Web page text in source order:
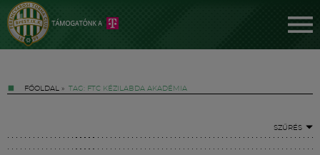
FŐOLDAL » TAG: FTC KÉZILABDA AKADÉMIA
SZŰRÉS